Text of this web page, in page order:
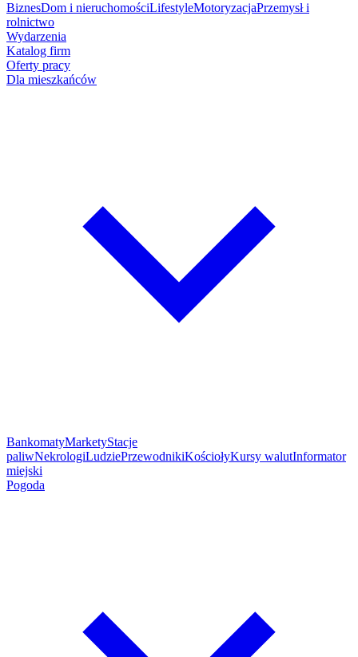
BiznesDom i nieruchomościLifestyleMotoryzacjaPrzemysł i
rolnictwo
Wydarzenia
Katalog firm
Oferty pracy
Dla mieszkańców
BankomatyMarketyStacje
paliwNekrologiLudziePrzewodnikiKościołyKursy walutInformator
miejski
Pogoda